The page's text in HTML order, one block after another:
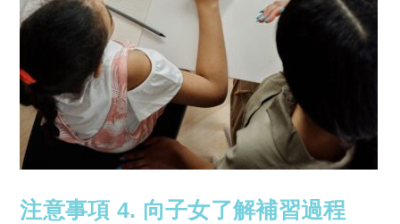
注意事項 4. 向子女了解補習過程